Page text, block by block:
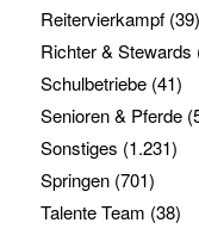
Reitervierkampf(39)
Richter & Stewards
Schulbetriebe(41)
Senioren & Pferde
Sonstiges (1.231)
Springen(701)
Talente Team (38)